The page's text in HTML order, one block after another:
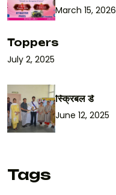
March 15, 2026
Toppers
July 2, 2025
स्क्रिबल डे
June 12, 2025
Tags